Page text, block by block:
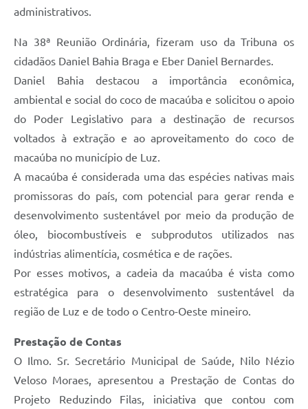
administrativos.
Na 38ª Reunião Ordinária, fizeram uso da Tribuna os
cidadãos Daniel Bahia Braga e Eber Daniel Bernardes.
Daniel Bahia destacou a importância econômica,
ambiental e social do coco de macaúba e solicitou o apoio
do Poder Legislativo para a destinação de recursos
voltados à extração e ao aproveitamento do coco de
macaúba no município de Luz.
A macaúba é considerada uma das espécies nativas mais
promissoras do país, com potencial para gerar renda e
desenvolvimento sustentável por meio da produção de
óleo, biocombustíveis e subprodutos utilizados nas
indústrias alimentícia, cosmética e de rações.
Por esses motivos, a cadeia da macaúba é vista como
estratégica para o desenvolvimento sustentável da
região de Luz e de todo o Centro-Oeste mineiro.
Prestação de Contas
O Ilmo. Sr. Secretário Municipal de Saúde, Nilo Nézio
Veloso Moraes, apresentou a Prestação de Contas do
Projeto Reduzindo Filas, iniciativa que contou com